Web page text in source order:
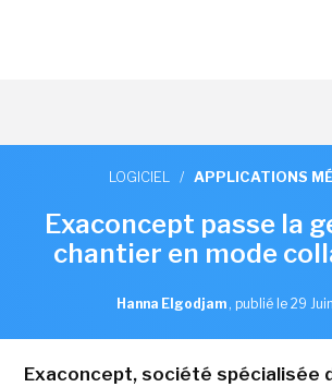
LOGICIEL / APPLICATIONS
Exaconcept passe la
chantier en mode
Hanna Elgodjam , publié le 29
Exaconcept, société spécialisée